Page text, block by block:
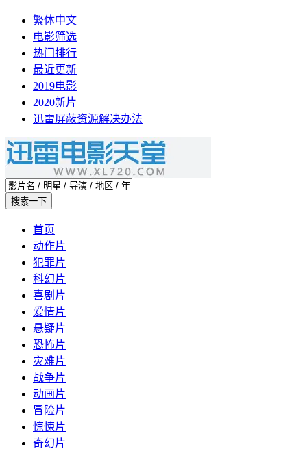
繁体中文
电影筛选
热门排行
最近更新
2019电影
2020新片
迅雷屏蔽资源解决办法
首页
动作片
犯罪片
科幻片
喜剧片
爱情片
悬疑片
恐怖片
灾难片
战争片
动画片
冒险片
惊悚片
奇幻片